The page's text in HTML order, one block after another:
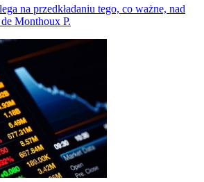
na przedkładaniu tego, co ważne, nad
Monthoux P.